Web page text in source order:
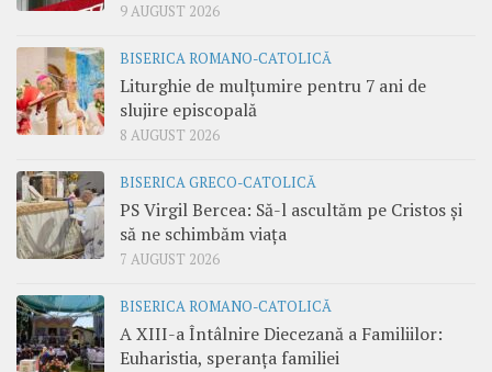
9 AUGUST 2026
BISERICA ROMANO-CATOLICĂ
Liturghie de mulțumire pentru 7 ani de
slujire episcopală
8 AUGUST 2026
BISERICA GRECO-CATOLICĂ
PS Virgil Bercea: Să-l ascultăm pe Cristos și
să ne schimbăm viața
7 AUGUST 2026
BISERICA ROMANO-CATOLICĂ
A XIII-a Întâlnire Diecezană a Familiilor:
Euharistia, speranța familiei